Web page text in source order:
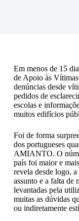
Em menos de 15
de Apoio às
denúncias desde
pedidos de
escolas e
muitos edifícios
Foi de forma
dos portugueses
AMIANTO. O
país foi maior e
revela desde logo,
assunto e a falta de
levantadas pela
muitas as dúvidas
ou indiretamente